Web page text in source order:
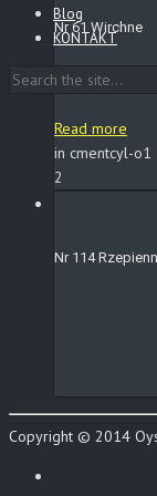
Blog
KONTAKT
Nr 61 Wirchne
Read more
in cmentcyl-o1
2
Nr 114
Copyright © 2014